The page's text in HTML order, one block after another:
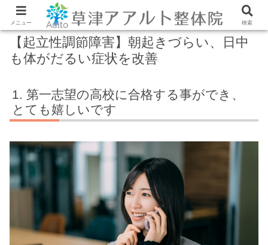
【起立性調節障害】朝起きづらい、日中
も体がだるい症状を改善
第一志望の高校に合格する事ができ、
とても嬉しいです
メニュー 検索